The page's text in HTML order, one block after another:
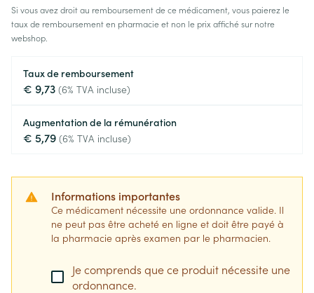
Si vous avez droit au remboursement de ce médicament, vous paierez le
taux de remboursement en pharmacie et non le prix affiché sur notre
webshop.
Taux de remboursement
€ 9,73 (6% TVA incluse)
Augmentation de la rémunération
€ 5,79 (6% TVA incluse)
Informations importantes
Ce médicament nécessite une ordonnance valide. Il
ne peut pas être acheté en ligne et doit être payé à
la pharmacie après examen par le pharmacien.
Je comprends que ce produit nécessite une
ordonnance.